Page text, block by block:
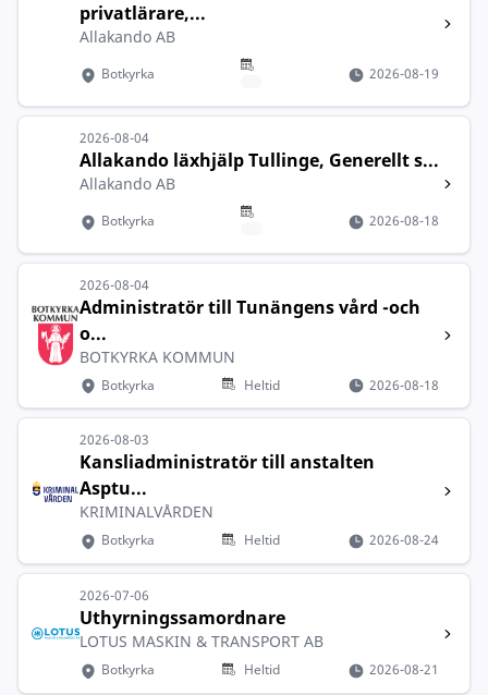
privatlärare,...
Allakando AB
Botkyrka 2026-08-19
2026-08-04
Allakando läxhjälp Tullinge, Generellt s...
Allakando AB
Botkyrka 2026-08-18
2026-08-04
Administratör till Tunängens vård -och
o...
BOTKYRKA KOMMUN
Botkyrka Heltid 2026-08-18
2026-08-03
Kansliadministratör till anstalten
Asptu...
KRIMINALVÅRDEN
Botkyrka Heltid 2026-08-24
2026-07-06
Uthyrningssamordnare
LOTUS MASKIN & TRANSPORT AB
Botkyrka Heltid 2026-08-21